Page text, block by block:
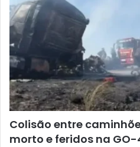
Colisão entre
morto e feridos na